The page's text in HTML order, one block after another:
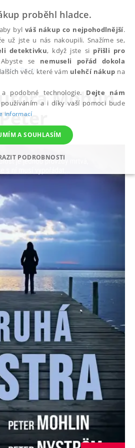
Peter
Mohlin
proběhl hladce.
bylváš nákup co nejpohodlnější.
už jste u nás nakoupili. Snažíme se,
detektivku, když jste si přišli pro
se nemuseli pořád dokola
věcí, které vám ulehčí nákup na
podobné technologie. Dejte nám
a i díky vaší pomoci bude
informací
A SOUHLASÍM
PODROBNOSTI
MARKETINGOVÉ
SOUBORY
Marketingové
Funkční
Nezařazené soubory
umožňují základní funkce webových
a správa účtu. Webové stránky nelze
cookie správně používat.
/
Vyprší Popis
1 měsíc
Tento soubor
cookie
používá
služba
Cookie-
Script.com k
zapamatování
předvoleb
souhlasu se
soubory
cookie
návštěvníků.
Je nutné, aby
banner
cookie
Cookie-
Script.com
fungoval